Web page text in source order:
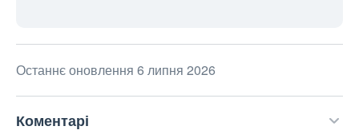
Останнє оновлення 6 липня 2026
Коментарі